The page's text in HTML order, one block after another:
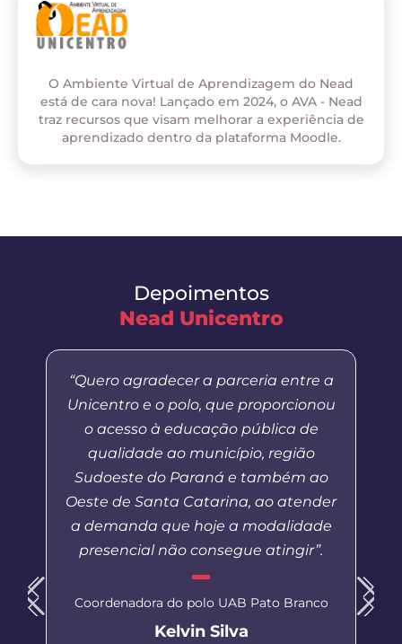
O Ambiente Virtual de Aprendizagem do Nead
está de cara nova! Lançado em 2024, o AVA - Nead
traz recursos que visam melhorar a experiência de
aprendizado dentro da plataforma Moodle.
Depoimentos
Nead Unicentro
“Quero agradecer a parceria entre a
Unicentro e o polo, que proporcionou
o acesso à educação pública de
qualidade ao município, região
Sudoeste do Paraná e também ao
Oeste de Santa Catarina, ao atender
a demanda que hoje a modalidade
presencial não consegue atingir”.
Coordenadora do polo UAB Pato Branco
Kelvin Silva